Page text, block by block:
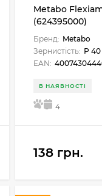
Metabo
(624395000)
Бренд: Metabo
Зернистість: Р 40
EAN:
В НАЯВНОСТІ
5 4
138 грн.